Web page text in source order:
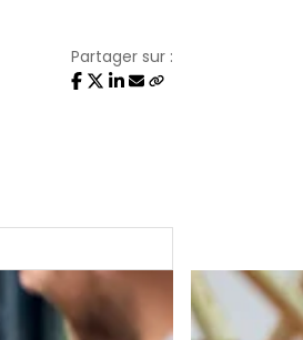
Partager sur :